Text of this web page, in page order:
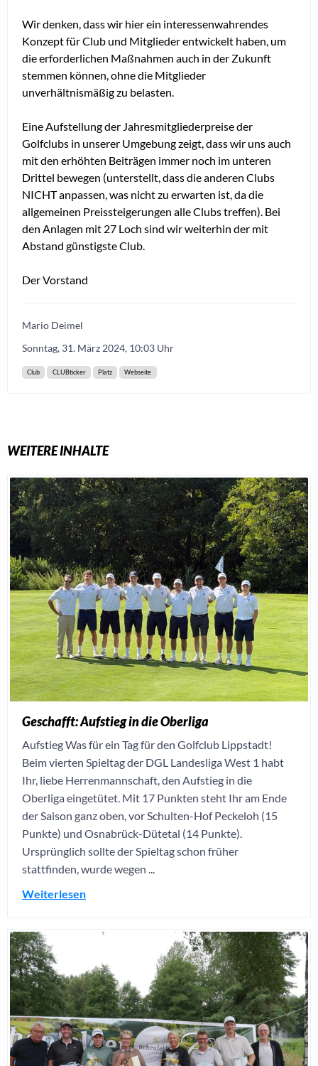
Wir denken, dass wir hier ein interessenwahrendes
Konzept für Club und Mitglieder entwickelt haben, um
die erforderlichen Maßnahmen auch in der Zukunft
stemmen können, ohne die Mitglieder
unverhältnismäßig zu belasten.
Eine Aufstellung der Jahresmitgliederpreise der
Golfclubs in unserer Umgebung zeigt, dass wir uns auch
mit den erhöhten Beiträgen immer noch im unteren
Drittel bewegen (unterstellt, dass die anderen Clubs
NICHT anpassen, was nicht zu erwarten ist, da die
allgemeinen Preissteigerungen alle Clubs treffen). Bei
den Anlagen mit 27 Loch sind wir weiterhin der mit
Abstand günstigste Club.
Der Vorstand
Mario Deimel
Sonntag, 31. März 2024, 10:03 Uhr
Club CLUBticker Platz Webseite
WEITERE INHALTE
Geschafft: Aufstieg in die Oberliga
Aufstieg Was für ein Tag für den Golfclub Lippstadt!
Beim vierten Spieltag der DGL Landesliga West 1 habt
Ihr, liebe Herrenmannschaft, den Aufstieg in die
Oberliga eingetütet. Mit 17 Punkten steht Ihr am Ende
der Saison ganz oben, vor Schulten-Hof Peckeloh (15
Punkte) und Osnabrück-Dütetal (14 Punkte).
Ursprünglich sollte der Spieltag schon früher
stattfinden, wurde wegen ...
Weiterlesen